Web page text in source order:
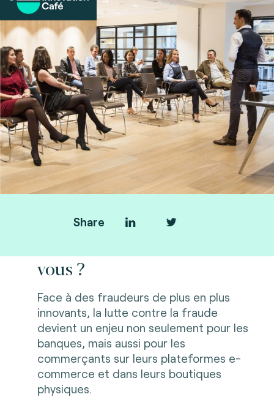
Share
vous ?
Face à des fraudeurs de plus en plus
innovants, la lutte contre la fraude
devient un enjeu non seulement pour les
banques, mais aussi pour les
commerçants sur leurs plateformes e-
commerce et dans leurs boutiques
physiques.